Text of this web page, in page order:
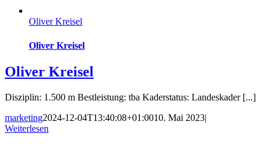
Oliver Kreisel
Oliver Kreisel
Oliver Kreisel
Disziplin: 1.500 m Bestleistung: tba Kaderstatus: Landeskader [...]
marketing2024-12-04T13:40:08+01:0010. Mai 2023|
Weiterlesen